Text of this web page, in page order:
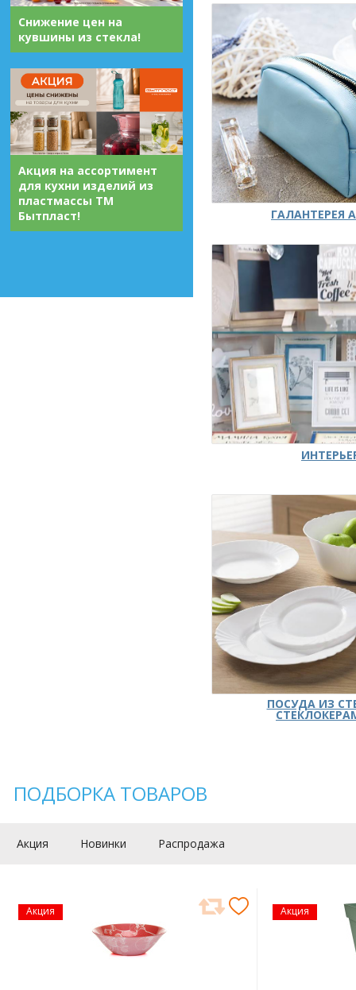
Снижение цен на
кувшины из стекла!
Акция на ассортимент
для кухни изделий из
пластмассы ТМ
Бытпласт!
ГАЛАНТЕРЕЯ
ПОСУДА ИЗ
ПОДБОРКА ТОВАРОВ
Акция Новинки Распродажа
Акция Акция